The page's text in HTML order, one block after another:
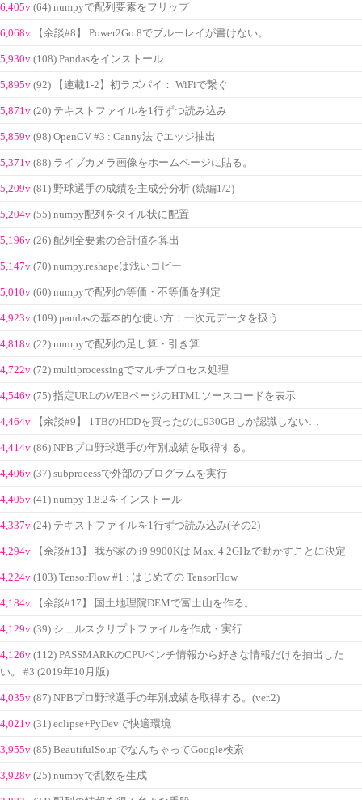
6,405v (64) numpyで配列要素をフリップ
6,068v 【余談#8】 Power2Go 8でブルーレイが書けない。
5,930v (108) Pandasをインストール
5,895v (92) 【連載1-2】初ラズパイ： WiFiで繋ぐ
5,871v (20) テキストファイルを1行ずつ読み込み
5,859v (98) OpenCV #3 : Canny法でエッジ抽出
5,371v (88) ライブカメラ画像をホームページに貼る。
5,209v (81) 野球選手の成績を主成分分析 (続編1/2)
5,204v (55) numpy配列をタイル状に配置
5,196v (26) 配列全要素の合計値を算出
5,147v (70) numpy.reshapeは浅いコピー
5,010v (60) numpyで配列の等価・不等価を判定
4,923v (109) pandasの基本的な使い方：一次元データを扱う
4,818v (22) numpyで配列の足し算・引き算
4,722v (72) multiprocessingでマルチプロセス処理
4,546v (75) 指定URLのWEBページのHTMLソースコードを表示
4,464v 【余談#9】 1TBのHDDを買ったのに930GBしか認識しない…
4,414v (86) NPBプロ野球選手の年別成績を取得する。
4,406v (37) subprocessで外部のプログラムを実行
4,405v (41) numpy 1.8.2をインストール
4,337v (24) テキストファイルを1行ずつ読み込み(その2)
4,294v 【余談#13】 我が家の i9 9900Kは Max. 4.2GHzで動かすことに決定
4,224v (103) TensorFlow #1 : はじめての TensorFlow
4,184v 【余談#17】 国土地理院DEMで富士山を作る。
4,129v (39) シェルスクリプトファイルを作成・実行
4,126v (112) PASSMARKのCPUベンチ情報から好きな情報だけを抽出した
い。 #3 (2019年10月版)
4,035v (87) NPBプロ野球選手の年別成績を取得する。(ver.2)
4,021v (31) eclipse+PyDevで快適環境
3,955v (85) BeautifulSoupでなんちゃってGoogle検索
3,928v (25) numpyで乱数を生成